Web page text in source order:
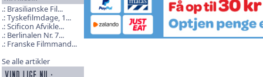
Brasilianske Fil...
Tyskefilmdage, 1...
Scificon Afvikle...
Berlinalen Nr. 7...
Franske Filmmand...
Se alle artikler